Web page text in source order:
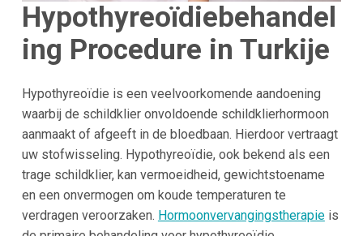
Hypothyreoïdiebehandel
ing Procedure in Turkije
Hypothyreoïdie is een veelvoorkomende aandoening
waarbij de schildklier onvoldoende schildklierhormoon
aanmaakt of afgeeft in de bloedbaan. Hierdoor vertraagt
uw stofwisseling. Hypothyreoïdie, ook bekend als een
trage schildklier, kan vermoeidheid, gewichtstoename
en een onvermogen om koude temperaturen te
verdragen veroorzaken. Hormoonvervangingstherapieis